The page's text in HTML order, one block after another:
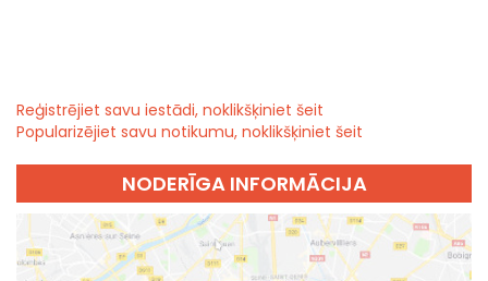
Reģistrējiet savu iestādi, noklikšķiniet šeit
Popularizējiet savu notikumu, noklikšķiniet šeit
NODERĪGA INFORMĀCIJA